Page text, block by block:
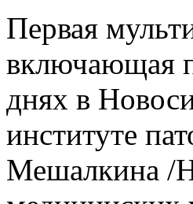
Первая
включающая
днях в
институте
Мешалкина /